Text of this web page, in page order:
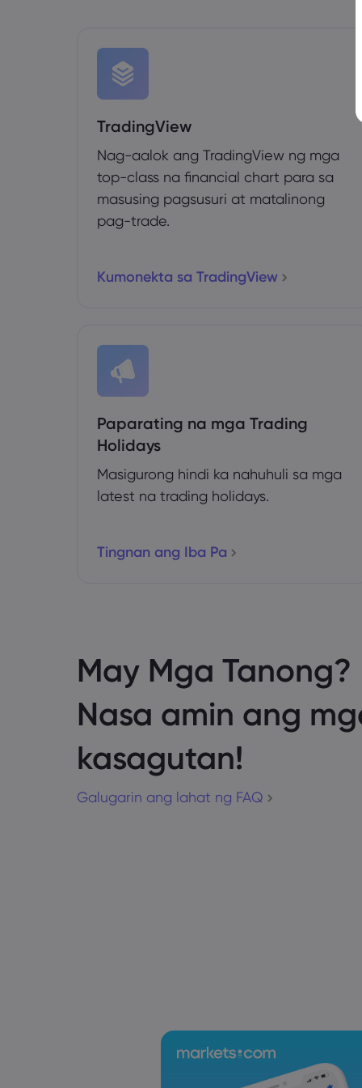
TradingView
Nag-aalok ang TradingView ng mga
top-class na financial chart para sa
masusing pagsusuri at matalinong
pag-trade.
Kumonekta sa TradingView
Paparating na mga Trading
Holidays
Masigurong hindi ka nahuhuli sa mga
latest na trading holidays.
Tingnan ang Iba Pa
May Mga Tanong?
Nasa amin ang
kasagutan!
Galugarin ang lahat ng FAQ